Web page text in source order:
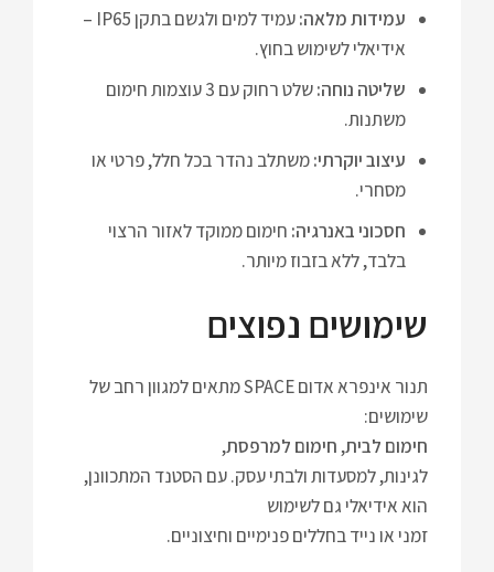
עמידות מלאה:
עמיד למים ולגשם בתקן IP65 –
אידיאלי לשימוש בחוץ.
שליטה נוחה:
שלט רחוק עם 3 עוצמות חימום
משתנות.
עיצוב יוקרתי:משתלב נהדר בכל חלל, פרטי או
מסחרי.
חסכוני באנרגיה: חימום ממוקד לאזור הרצוי
בלבד, ללא בזבוז מיותר.
שימושים נפוצים
תנור אינפרא אדום SPACE מתאים למגוון רחב של
שימושים:
חימום לבית, חימום למרפסת,
לגינות, למסעדות ולבתי עסק. עם הסטנד המתכוונן,
הוא אידיאלי גם לשימוש
זמני או נייד בחללים פנימיים וחיצוניים.